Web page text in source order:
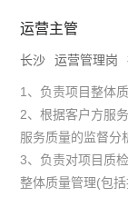
运营主管
长沙 运营管理岗
1、负责项目整体
2、根据客户方服
服务质量的监督分
3、负责对项目质
整体质量管理(包括